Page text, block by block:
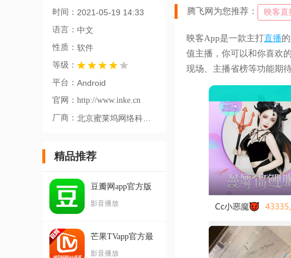
时间： 2021-05-19 14:33
语言： 中文
性质： 软件
等级：
平台： Android
官网： http://www.inke.cn
厂商： 北京蜜莱坞网络科技有限公司
精品推荐
豆瓣网app官方版
影音播放
芒果TVapp官方最
新版本
影音播放
腾飞网为您推荐： 映客直
映客App是一款主打直播的
值主播，你可以和你喜欢
现场、主播省榜等功能期